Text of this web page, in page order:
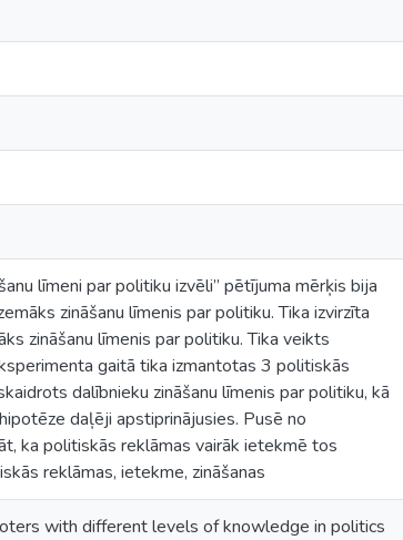
līmeni par politiku izvēli” pētījuma mērķis bija
zināšanu līmenis par politiku. Tika izvirzīta
zināšanu līmenis par politiku. Tika veikts
gaitā tika izmantotas 3 politiskās
dalībnieku zināšanu līmenis par politiku, kā
daļēji apstiprinājusies. Pusē no
ka politiskās reklāmas vairāk ietekmē tos
reklāmas, ietekme, zināšanas
with different levels of knowledge in politics